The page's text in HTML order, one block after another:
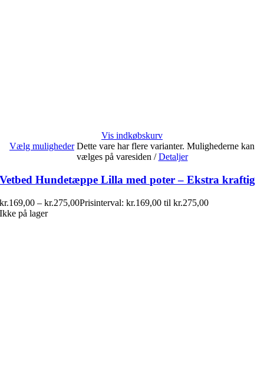
Vis indkøbskurv
Vælg muligheder Dette vare har flere varianter. Mulighederne kan
vælges på varesiden / Detaljer
Vetbed Hundetæppe Lilla med poter – Ekstra kraftig
kr.169,00 – kr.275,00Prisinterval: kr.169,00 til kr.275,00
Ikke på lager